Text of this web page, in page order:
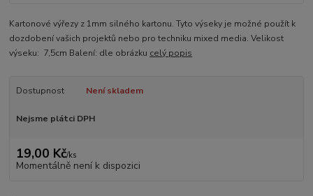
Kartonové výřezy z 1mm silného kartonu. Tyto výseky je možné použít k
dozdobení vašich projektů nebo pro techniku mixed media. Velikost
výseku: 7,5cm Balení: dle obrázku celý popis
Dostupnost Není skladem
Nejsme plátci DPH
19,00 Kč/ks
Momentálně není k dispozici